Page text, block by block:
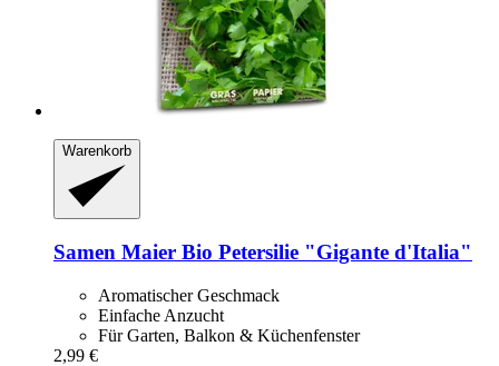
Warenkorb
Samen Maier Bio Petersilie "Gigante d'Italia"
Aromatischer Geschmack
Einfache Anzucht
Für Garten, Balkon & Küchenfenster
2,99 €